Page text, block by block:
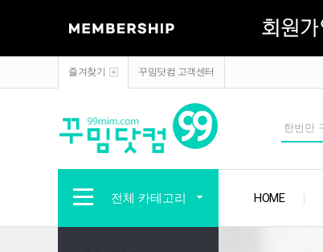
즐겨찾기 꾸밈닷컴 고객센터
전체 카테고리 HOME